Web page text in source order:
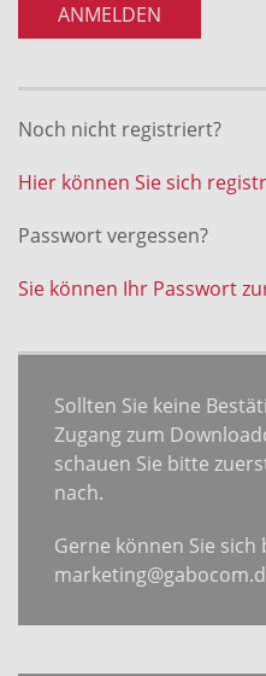
ANMELDEN
Noch nicht registriert?
Hier können Sie sich
Passwort vergessen?
Sie können Ihr Passwort
Sollten Sie keine
Zugang zum
schauen Sie bitte
nach.
Gerne können Sie